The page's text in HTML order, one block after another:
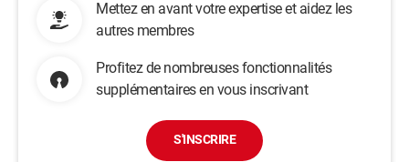
Mettez en avant votre expertise et aidez les
autres membres
Profitez de nombreuses fonctionnalités
supplémentaires en vous inscrivant
S'INSCRIRE